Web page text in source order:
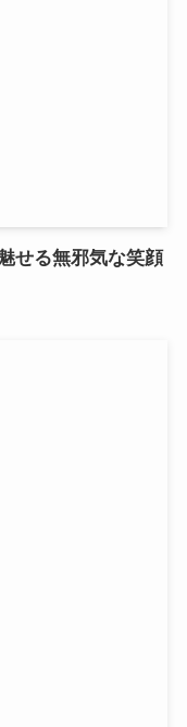
せる無邪気な笑顔